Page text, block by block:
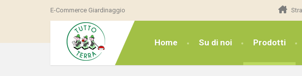
E-Commerce Giardinaggio
Home Su di noi Prodotti